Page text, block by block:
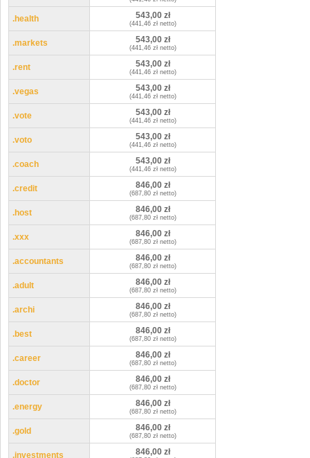
.health 543,00 zł
(441,46 zł netto)
.markets 543,00 zł
(441,46 zł netto)
.rent 543,00 zł
(441,46 zł netto)
.vegas 543,00 zł
(441,46 zł netto)
.vote 543,00 zł
(441,46 zł netto)
.voto 543,00 zł
(441,46 zł netto)
.coach 543,00 zł
(441,46 zł netto)
.credit 846,00 zł
(687,80 zł netto)
.host 846,00 zł
(687,80 zł netto)
.xxx 846,00 zł
(687,80 zł netto)
.accountants 846,00 zł
(687,80 zł netto)
.adult 846,00 zł
(687,80 zł netto)
.archi 846,00 zł
(687,80 zł netto)
.best 846,00 zł
(687,80 zł netto)
.career 846,00 zł
(687,80 zł netto)
.doctor 846,00 zł
(687,80 zł netto)
.energy 846,00 zł
(687,80 zł netto)
.gold 846,00 zł
(687,80 zł netto)
.investments 846,00 zł